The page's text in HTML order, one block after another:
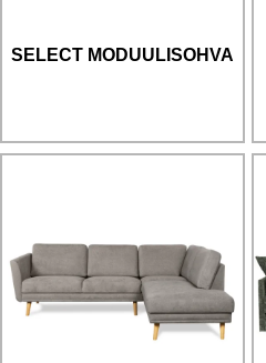
SELECT MODUULISOHVA